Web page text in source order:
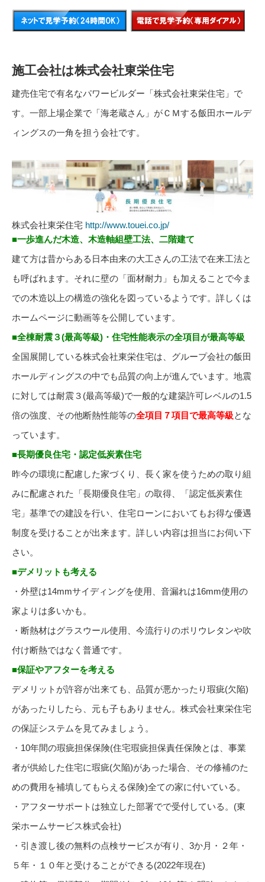
施工会社は株式会社東栄住宅
建売住宅で有名なパワービルダー「株式会社東栄住宅」で
す。一部上場企業で「海老蔵さん」がＣＭする飯田ホールデ
ィングスの一角を担う会社です。
株式会社東栄住宅 http://www.touei.co.jp/
■一歩進んだ木造、木造軸組壁工法、二階建て
建て方は昔からある日本由来の大工さんの工法で在来工法と
も呼ばれます。それに壁の「面材耐力」も加えることで今ま
での木造以上の構造の強化を図っているようです。詳しくは
ホームページに動画等を公開しています。
■全棟耐震３(最高等級)・住宅性能表示の全項目が最高等級
全国展開している株式会社東栄住宅は、グループ会社の飯田
ホールディングスの中でも品質の向上が進んでいます。地震
に対しては耐震３(最高等級)で一般的な建築許可レベルの1.5
倍の強度、その他断熱性能等の全項目７項目で最高等級とな
っています。
■長期優良住宅・認定低炭素住宅
昨今の環境に配慮した家づくり、長く家を使うための取り組
みに配慮された「長期優良住宅」の取得、「認定低炭素住
宅」基準での建設を行い、住宅ローンにおいてもお得な優遇
制度を受けることが出来ます。詳しい内容は担当にお伺い下
さい。
■デメリットも考える
・外壁は14mmサイディングを使用、音漏れは16mm使用の
家よりは多いかも。
・断熱材はグラスウール使用、今流行りのポリウレタンや吹
付け断熱ではなく普通です。
■保証やアフターを考える
デメリットが許容が出来ても、品質が悪かったり瑕疵(欠陥)
があったりしたら、元も子もありません。株式会社東栄住宅
の保証システムを見てみましょう。
・10年間の瑕疵担保保険(住宅瑕疵担保責任保険とは、事業
者が供給した住宅に瑕疵(欠陥)があった場合、その修補のた
めの費用を補填してもらえる保険)全ての家に付いている。
・アフターサポートは独立した部署でで受付している。(東
栄ホームサービス株式会社)
・引き渡し後の無料の点検サービスが有り、3か月・２年・
５年・１０年と受けることができる(2022年現在)